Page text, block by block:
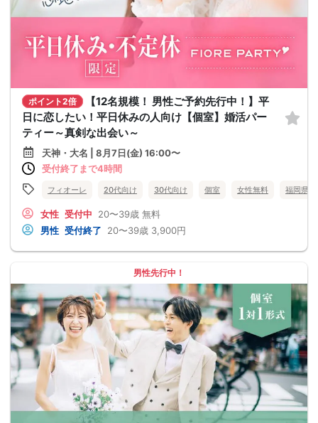
ポイント2倍
【12名規模！ 男性ご予約先行中！】平
日に恋したい！平日休みの人向け【個室】婚活パー
ティー～真剣な出会い～
天神・大名 | 8月7日(金) 16:00〜
受付終了まで4時間
フィオーレ 20代向け 30代向け 個室 女性無料 福岡県
女性 受付中 20〜39歳 無料
男性 受付終了 20〜39歳 3,900円
男性先行中！